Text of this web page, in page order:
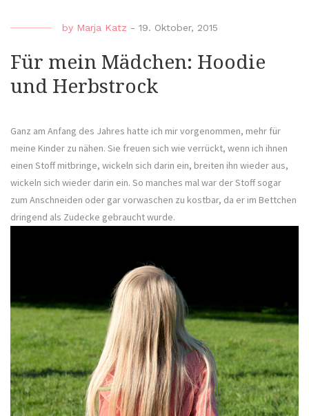
by Marja Katz - 19. Oktober, 2015
Für mein Mädchen: Hoodie
und Herbstrock
Ganz am Anfang des Jahres hatte ich mir vorgenommen, mehr für
meine Kinder zu nähen. Sie freuen sich wie verrückt, wenn ich ihnen
einen Stoff mitbringe, wickeln sich darin ein, breiten ihn wieder aus,
wickeln sich wieder darin ein. So manches mal war der Stoff sogar
zum Anschneiden oder gar vorwaschen zu kostbar, da er im Bettchen
dringend als Zudecke gebraucht wurde.